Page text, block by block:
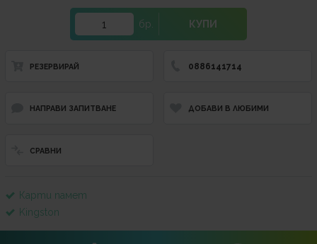
бр. КУПИ
РЕЗЕРВИРАЙ 0886141714
НАПРАВИ ЗАПИТВАНЕ ДОБАВИ В ЛЮБИМИ
СРАВНИ
Карти памет
Kingston